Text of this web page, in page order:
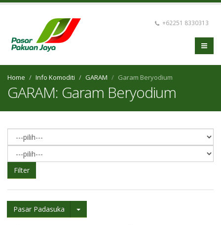
+62251 8330313
Home Info Komoditi GARAM Garam Beryodium
GARAM: Garam Beryodium
Filter
Pasar Padasuka